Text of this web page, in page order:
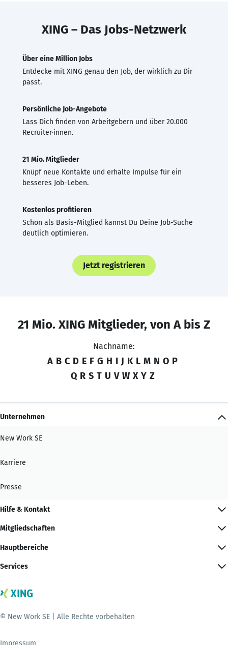
XING – Das Jobs-Netzwerk
Über eine Million Jobs
Entdecke mit XING genau den Job, der wirklich zu Dir
passt.
Persönliche Job-Angebote
Lass Dich finden von Arbeitgebern und über 20.000
Recruiter·innen.
21 Mio. Mitglieder
Knüpf neue Kontakte und erhalte Impulse für ein
besseres Job-Leben.
Kostenlos profitieren
Schon als Basis-Mitglied kannst Du Deine Job-Suche
deutlich optimieren.
Jetzt registrieren
21 Mio. XING Mitglieder, von A bis Z
Nachname:
A B C D E F G H I J K L M N O P
Q R S T U V W X Y Z
Unternehmen
New Work SE
Karriere
Presse
Hilfe & Kontakt
Mitgliedschaften
Hauptbereiche
Services
© New Work SE | Alle Rechte vorbehalten
Impressum